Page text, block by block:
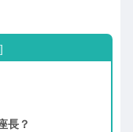
長？